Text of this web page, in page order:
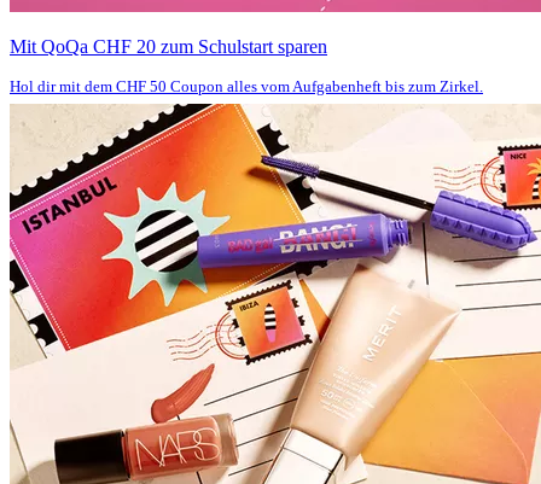
Mit QoQa CHF 20 zum Schulstart sparen
Hol dir mit dem CHF 50 Coupon alles vom Aufgabenheft bis zum Zirkel.